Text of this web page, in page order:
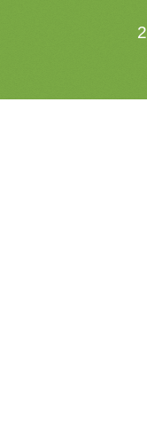
2